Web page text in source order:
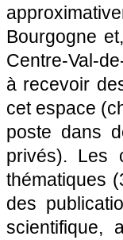
Bourgogne
Centre-Val-
à recevoir
cet espace
poste dans
privés). Les
thématiques
des
scientifique,